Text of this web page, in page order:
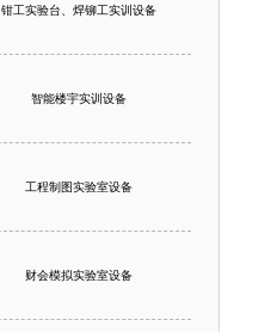
钳工实验台、焊铆工实训设备
智能楼宇实训设备
工程制图实验室设备
财会模拟实验室设备